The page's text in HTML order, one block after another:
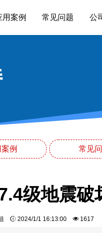
用案例 常见问题 公
例 常见
级地震破
2024/1/1 16:13:00 1617